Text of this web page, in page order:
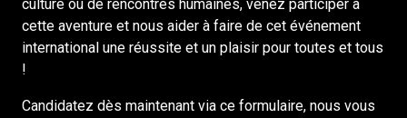
culture ou de rencontres humaines, venez participer à
cette aventure et nous aider à faire de cet événement
international une réussite et un plaisir pour toutes et tous
!
Candidatez dès maintenant via ce formulaire, nous vous